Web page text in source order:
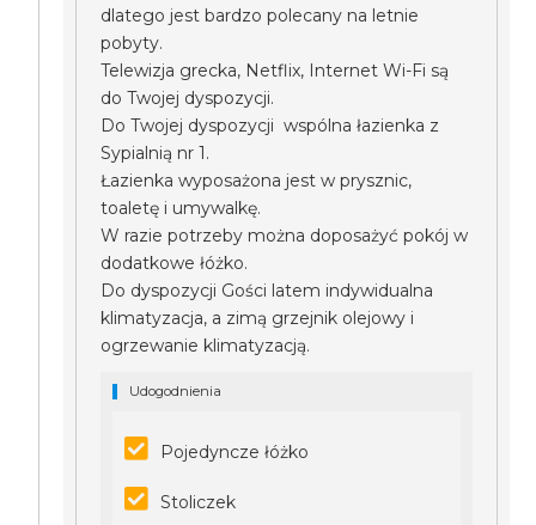
dlatego jest bardzo polecany na letnie
pobyty.
Telewizja grecka, Netflix, Internet Wi-Fi są
do Twojej dyspozycji.
Do Twojej dyspozycji wspólna łazienka z
Sypialnią nr 1.
Łazienka wyposażona jest w prysznic,
toaletę i umywalkę.
W razie potrzeby można doposażyć pokój w
dodatkowe łóżko.
Do dyspozycji Gości latem indywidualna
klimatyzacja, a zimą grzejnik olejowy i
ogrzewanie klimatyzacją.
Udogodnienia
Pojedyncze łóżko
Stoliczek